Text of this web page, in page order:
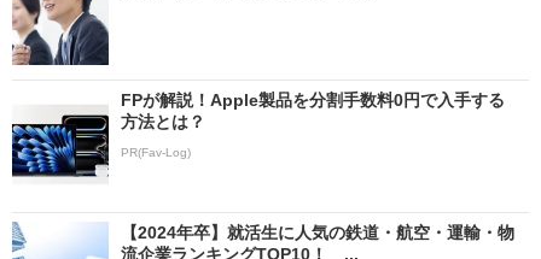
FPが解説！Apple製品を分割手数料0円で入手する
方法とは？
PR(Fav-Log)
【2024年卒】就活生に人気の鉄道・航空・運輸・物
流企業ランキングTOP10！ ...